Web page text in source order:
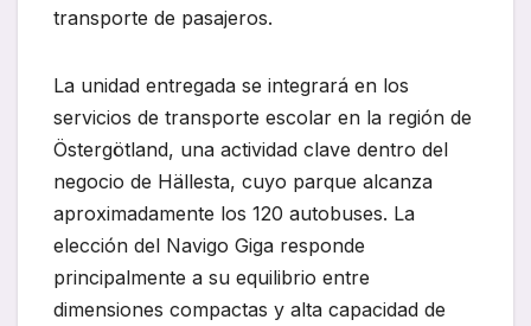
transporte de pasajeros.
La unidad entregada se integrará en los
servicios de transporte escolar en la región de
Östergötland, una actividad clave dentro del
negocio de Hällesta, cuyo parque alcanza
aproximadamente los 120 autobuses. La
elección del Navigo Giga responde
principalmente a su equilibrio entre
dimensiones compactas y alta capacidad de